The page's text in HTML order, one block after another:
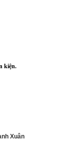
kiện.
Xuân